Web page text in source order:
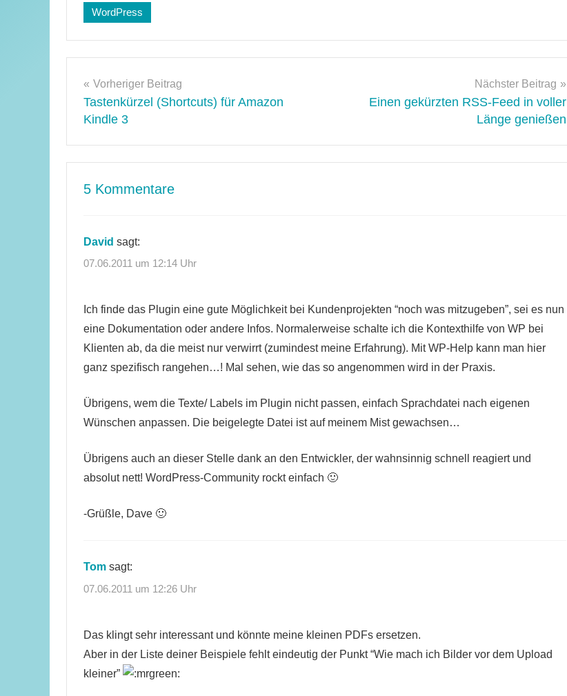
Schlagwörter:
WordPress
Beitragsnavigation
Vorheriger Beitrag
Tastenkürzel (Shortcuts) für Amazon
Kindle 3
Nächster Beitrag
Einen gekürzten RSS-Feed in voller
Länge genießen
5 Kommentare
David sagt:
07.06.2011 um 12:14 Uhr
Ich finde das Plugin eine gute Möglichkeit bei Kundenprojekten “noch was mitzugeben”, sei es nun
eine Dokumentation oder andere Infos. Normalerweise schalte ich die Kontexthilfe von WP bei
Klienten ab, da die meist nur verwirrt (zumindest meine Erfahrung). Mit WP-Help kann man hier
ganz spezifisch rangehen…! Mal sehen, wie das so angenommen wird in der Praxis.
Übrigens, wem die Texte/ Labels im Plugin nicht passen, einfach Sprachdatei nach eigenen
Wünschen anpassen. Die beigelegte Datei ist auf meinem Mist gewachsen…
Übrigens auch an dieser Stelle dank an den Entwickler, der wahnsinnig schnell reagiert und
absolut nett! WordPress-Community rockt einfach 🙂
-Grüßle, Dave 🙂
Tom sagt:
07.06.2011 um 12:26 Uhr
Das klingt sehr interessant und könnte meine kleinen PDFs ersetzen.
Aber in der Liste deiner Beispiele fehlt eindeutig der Punkt “Wie mach ich Bilder vor dem Upload
kleiner”